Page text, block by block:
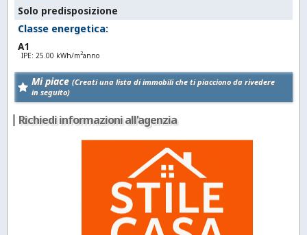
Solo predisposizione
Classe energetica:
A1
IPE: 25.00 kWh/m2anno
Mi piace (Creati una lista di immobili che ti piacciono da rivedere
in seguito)
Richiedi informazioni all'agenzia